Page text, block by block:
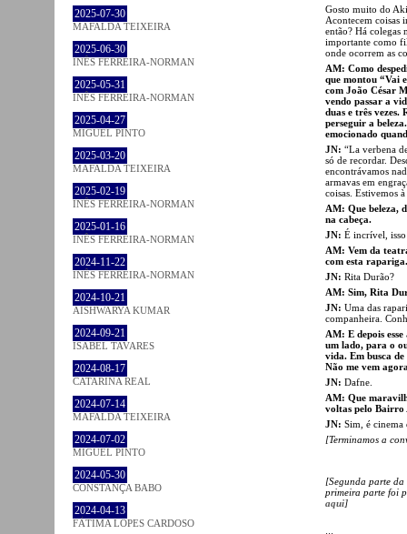
2025-07-30
MAFALDA TEIXEIRA
2025-06-30
INÊS FERREIRA-NORMAN
2025-05-31
INÊS FERREIRA-NORMAN
2025-04-27
MIGUEL PINTO
2025-03-20
MAFALDA TEIXEIRA
2025-02-19
INÊS FERREIRA-NORMAN
2025-01-16
INÊS FERREIRA-NORMAN
2024-11-22
INÊS FERREIRA-NORMAN
2024-10-21
AISHWARYA KUMAR
2024-09-21
ISABEL TAVARES
2024-08-17
CATARINA REAL
2024-07-14
MAFALDA TEIXEIRA
2024-07-02
MIGUEL PINTO
2024-05-30
CONSTANÇA BABO
2024-04-13
FÁTIMA LOPES CARDOSO
Gosto muito do
Acontecem coisas
então? Há colegas
importante como
onde ocorrem as
AM: Como
que montou “Vai
com João César
vendo passar a
duas e três vezes.
perseguir a
emocionado
JN: “La verbena
só de recordar.
encontrávamos
armavas em
coisas. Estivemos
AM: Que beleza,
na cabeça.
JN: É incrível,
AM: Vem da
com esta
JN: Rita Durão?
AM: Sim, Rita
JN: Uma das
companheira.
AM: E depois
um lado, para o
vida. Em busca
Não me vem
JN: Dafne.
AM: Que
voltas pelo Bairro
JN: Sim, é cinema
[Terminamos a
[Segunda parte
primeira parte foi
aqui]